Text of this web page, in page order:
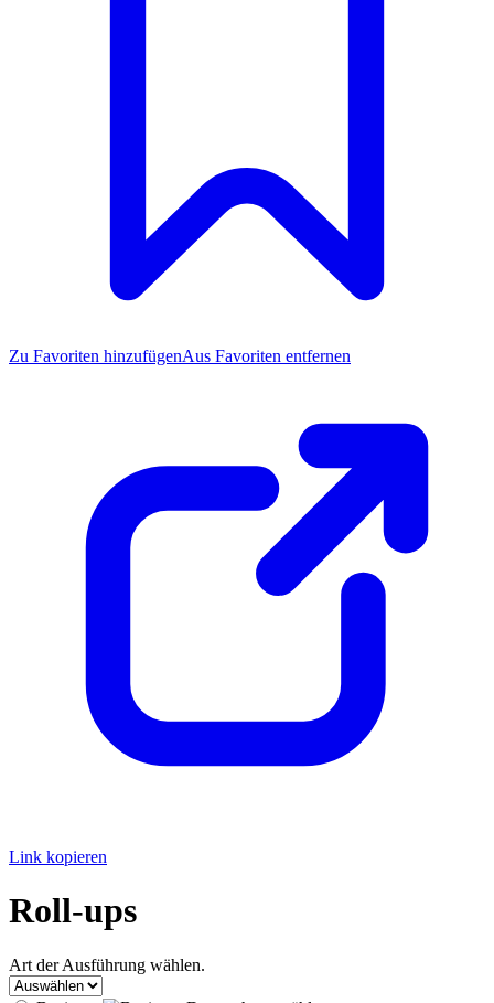
Zu Favoriten hinzufügenAus Favoriten entfernen
Link kopieren
Roll-ups
Art der Ausführung wählen.